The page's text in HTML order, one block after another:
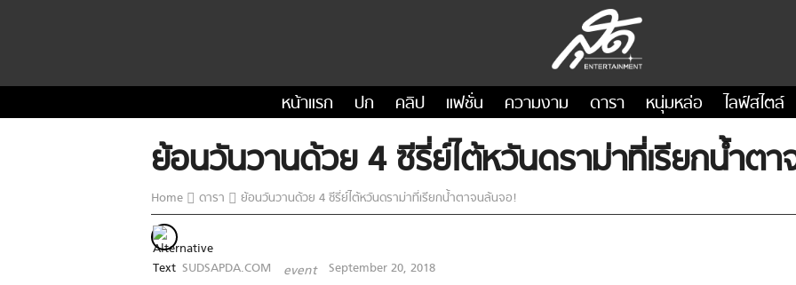
หน้าแรก ปก คลิป แฟชั่น ความงาม ดารา หนุ่มหล่อ ไลฟ์สไตล์
ย้อนวันวานด้วย 4 ซีรี่ย์ไต้หวันดราม่าที่เรียกน้ำต
Home ดารา ย้อนวันวานด้วย 4 ซีรี่ย์ไต้หวันดราม่าที่เรียกน้ำตาจนล้นจอ!
SUDSAPDA.COM event September 20, 2018